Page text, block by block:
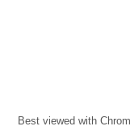
Best viewed with